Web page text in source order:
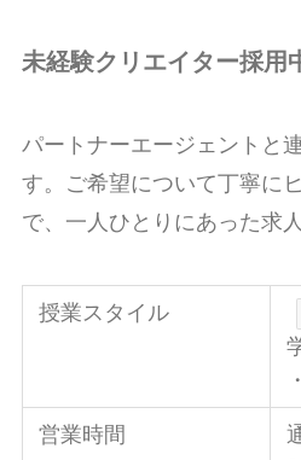
未経験クリエイター採用
パートナーエージェントと
す。ご希望について丁寧に
で、一人ひとりにあった求
授業スタイル
営業時間